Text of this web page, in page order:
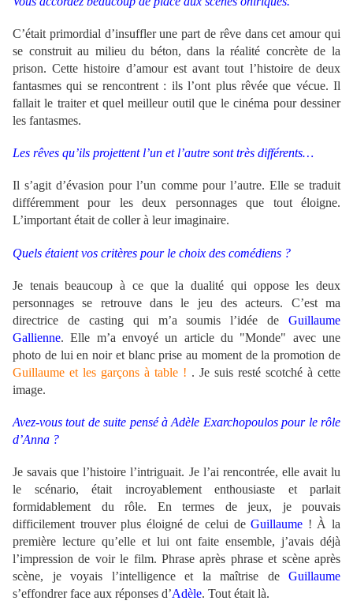
C’était primordial d’insuffler une part de rêve dans cet amour qui
se construit au milieu du béton, dans la réalité concrète de la
prison. Cette histoire d’amour est avant tout l’histoire de deux
fantasmes qui se rencontrent : ils l’ont plus rêvée que vécue. Il
fallait le traiter et quel meilleur outil que le cinéma pour dessiner
les fantasmes.
Les rêves qu’ils projettent l’un et l’autre sont très différents…
Il s’agit d’évasion pour l’un comme pour l’autre. Elle se traduit
différemment pour les deux personnages que tout éloigne.
L’important était de coller à leur imaginaire.
Quels étaient vos critères pour le choix des comédiens ?
Je tenais beaucoup à ce que la dualité qui oppose les deux
personnages se retrouve dans le jeu des acteurs. C’est ma
directrice de casting qui m’a soumis l’idée de Guillaume
Gallienne. Elle m’a envoyé un article du "Monde" avec une
photo de lui en noir et blanc prise au moment de la promotion de
Guillaume et les garçons à table ! . Je suis resté scotché à cette
image.
Avez-vous tout de suite pensé à Adèle Exarchopoulos pour le rôle
d’Anna ?
Je savais que l’histoire l’intriguait. Je l’ai rencontrée, elle avait lu
le scénario, était incroyablement enthousiaste et parlait
formidablement du rôle. En termes de jeux, je pouvais
difficilement trouver plus éloigné de celui deGuillaume ! À la
première lecture qu’elle et lui ont faite ensemble, j’avais déjà
l’impression de voir le film. Phrase après phrase et scène après
scène, je voyais l’intelligence et la maîtrise de Guillaume
s’effondrer face aux réponses d’Adèle. Tout était là.